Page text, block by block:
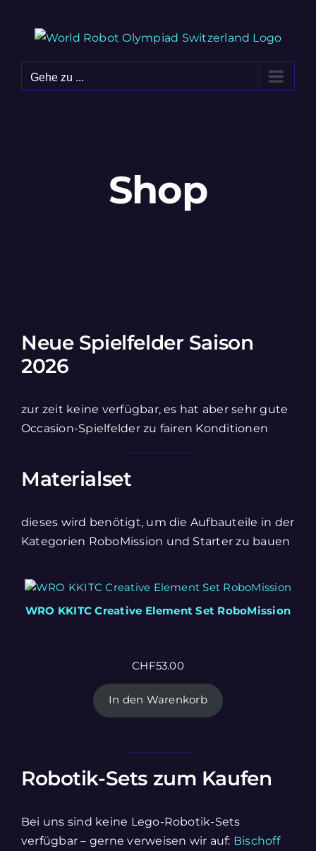
Gehe zu ...
Shop
Neue Spielfelder Saison
2026
zur zeit keine verfügbar, es hat aber sehr gute
Occasion-Spielfelder zu fairen Konditionen
Materialset
dieses wird benötigt, um die Aufbauteile in der
Kategorien RoboMission und Starter zu bauen
WRO KKITC Creative Element Set RoboMission
CHF53.00
In den Warenkorb
Robotik-Sets zum Kaufen
Bei uns sind keine Lego-Robotik-Sets
verfügbar – gerne verweisen wir auf: Bischoff